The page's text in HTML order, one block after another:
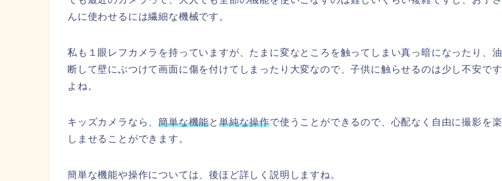
んに使わせるには繊細な機械です。
私も１眼レフカメラを持っていますが、たまに変なところを触ってしまい真っ暗になったり、油
断して壁にぶつけて画面に傷を付けてしまったり大変なので、子供に触らせるのは少し不安です
よね。
キッズカメラなら、簡単な機能と単純な操作で使うことができるので、心配なく自由に撮影を楽
しませることができます。
簡単な機能や操作については、後ほど詳しく説明しますね。